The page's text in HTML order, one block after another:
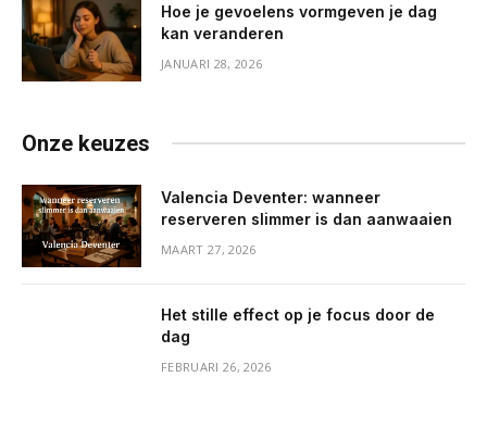
Hoe je gevoelens vormgeven je dag
kan veranderen
JANUARI 28, 2026
Onze keuzes
Valencia Deventer: wanneer
reserveren slimmer is dan aanwaaien
MAART 27, 2026
Het stille effect op je focus door de
dag
FEBRUARI 26, 2026